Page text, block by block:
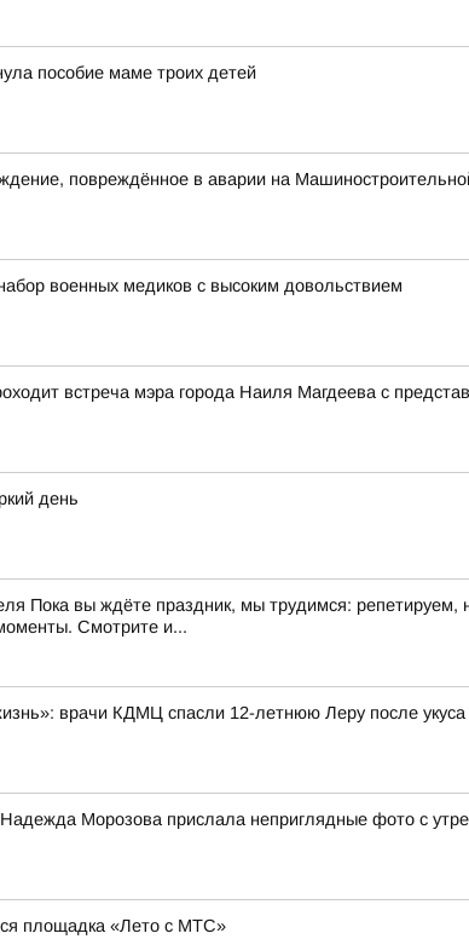
пособие маме троих детей
повреждённое в аварии на
военных медиков с высоким довольствием
встреча мэра города Наиля Магдеева с
день
Пока вы ждёте праздник, мы трудимся:
Смотрите и...
врачи КДМЦ спасли 12-летнюю Леру после укуса
Морозова прислала неприглядные фото с
площадка «Лето с МТС»